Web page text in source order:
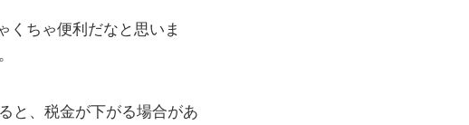
くちゃ便利だなと思いま
と、税金が下がる場合があ